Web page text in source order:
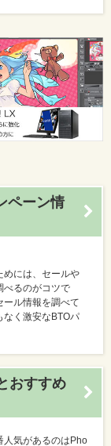
ペーン情
めには、セールや
べるのがコツで
ール情報を調べて
なく激安なBTOパ
おすすめ
人気があるのはPho